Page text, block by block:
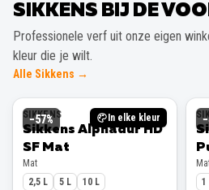
SIKKENS BIJ DE
Professionele verf uit onze eigen
kleur die je wilt.
Alle Sikkens →
−57% In elke kleur
SIKKENS
Sikkens Alphadur HD
SF Mat
Mat
2,5 L
5 L 10 L
−
1